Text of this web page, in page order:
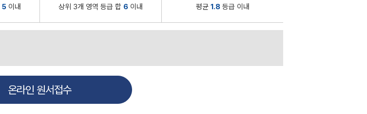
5이내
상위 3개 영역 등급 합 6 이내
평균 1.8등급 이내
온라인 원서접수